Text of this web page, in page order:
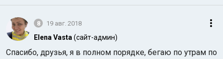
8 19 авг. 2018
Elena Vasta (сайт-админ)
Спасибо, друзья, я в полном порядке, бегаю по утрам по